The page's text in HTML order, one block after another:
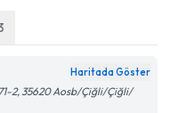
Haritada Göster
2, 35620 Aosb/Çiğli/Çiğli/